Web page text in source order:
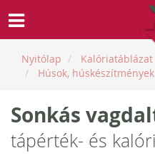
Nyitólap Kalóriatáblázat
Húsok, húskészítmények
Sonkás
tápérték- és